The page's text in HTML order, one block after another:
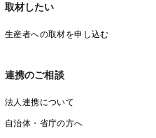
取材したい
生産者への取材を申し込む
連携のご相談
法人連携について
自治体・省庁の方へ